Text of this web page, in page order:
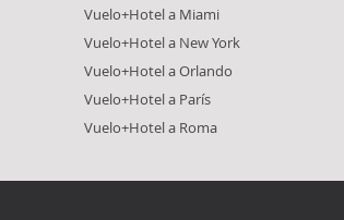
Vuelo+Hotel a Miami
Vuelo+Hotel a New York
Vuelo+Hotel a Orlando
Vuelo+Hotel a París
Vuelo+Hotel a Roma